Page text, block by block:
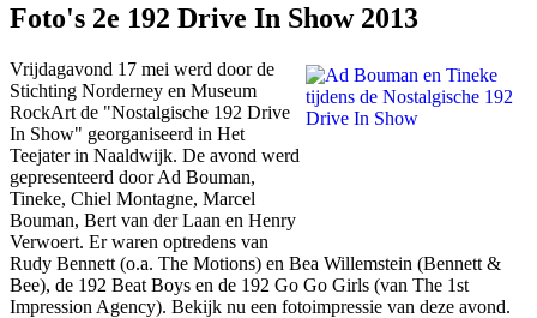
Foto's 2e 192 Drive In Show 2013
Vrijdagavond 17 mei werd door de
Stichting Norderney en Museum
RockArt de "Nostalgische 192 Drive
In Show" georganiseerd in Het
Teejater in Naaldwijk. De avond werd
gepresenteerd door Ad Bouman,
Tineke, Chiel Montagne, Marcel
Bouman, Bert van der Laan en Henry
Verwoert. Er waren optredens van
Rudy Bennett (o.a. The Motions) en Bea Willemstein (Bennett &
Bee), de 192 Beat Boys en de 192 Go Go Girls (van The 1st
Impression Agency). Bekijk nu een fotoimpressie van deze avond.